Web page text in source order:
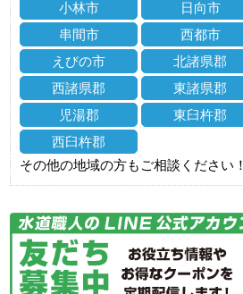
小林市
日向市
串間市
西都市
えびの市
北諸県郡
西諸県郡
東諸県郡
児湯郡
東臼杵郡
西臼杵郡
その他の地域の方もご相談ください！